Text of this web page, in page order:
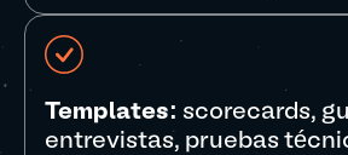
Templates: scorecards,
entrevistas, pruebas